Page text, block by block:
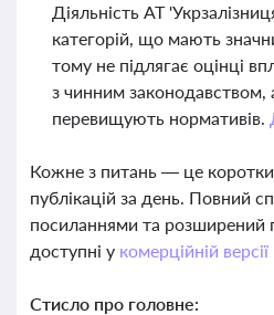
Діяльність АТ
категорій, що мають
тому не підлягає оцінці
з чинним законодавством,
перевищують нормативів.
Кожне з питань — це
публікацій за день. Повний
посиланнями та розширений
доступні у комерційній
Стисло про головне: